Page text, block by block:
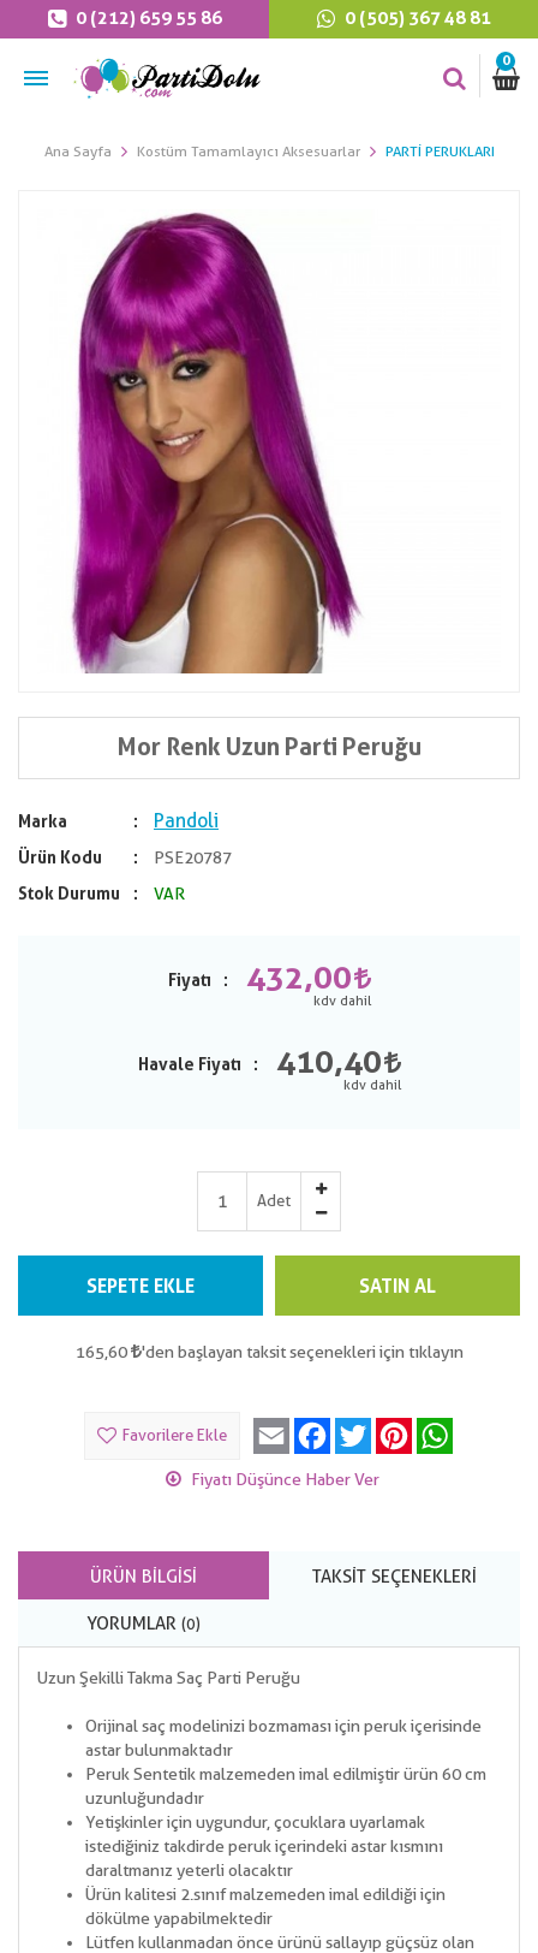
0 (212) 659 55 86 0 (505) 367 48 81
0
Ana Sayfa Kostüm Tamamlayıcı Aksesuarlar PARTI PERUKLARI
Mor Renk Uzun Parti Peruğu
Marka Pandoli
Ürün Kodu
PSE20787
Stok Durumu
VAR
Fiyatı 432,00
Havale Fiyatı 410,40
Adet
SEPETE EKLE SATIN AL
165,60 'den başlayan taksit seçenekleri için tıklayın
Favorilere Ekle Email Facebook
Twitter Pinterest
Fiyatı Düşünce Haber Ver
ÜRÜN BILGISI TAKSIT SEÇENEKLERI
YORUMLAR (0)
Uzun Şekilli Takma Saç Parti Peruğu
Orijinal saç modelinizi bozmaması için peruk içerisinde
astar bulunmaktadır
Peruk Sentetik malzemeden imal edilmiştir ürün 60 cm
uzunluğundadır
Yetişkinler için uygundur, çocuklara uyarlamak
istediğiniz takdirde peruk içerindeki astar kısmını
daraltmanız yeterli olacaktır
Ürün kalitesi 2.sınıf malzemeden imal edildiği için
dökülme yapabilmektedir
Lütfen kullanmadan önce ürünü sallayıp güçsüz olan